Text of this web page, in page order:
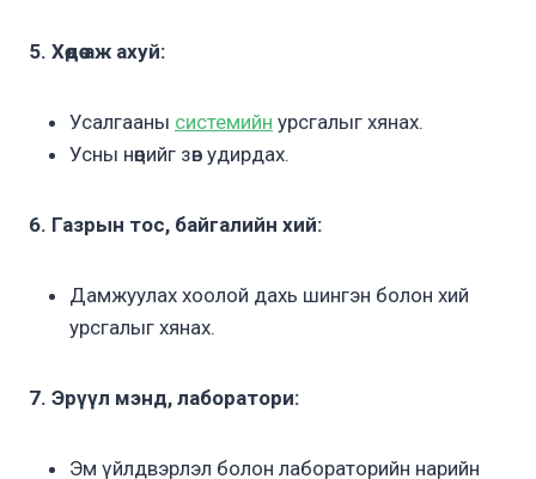
5. Хөдөө аж ахуй:
Усалгааны системийн урсгалыг хянах.
Усны нөөцийг зөв удирдах.
6. Газрын тос, байгалийн хий:
Дамжуулах хоолой дахь шингэн болон хий
урсгалыг хянах.
7. Эрүүл мэнд, лаборатори:
Эм үйлдвэрлэл болон лабораторийн нарийн